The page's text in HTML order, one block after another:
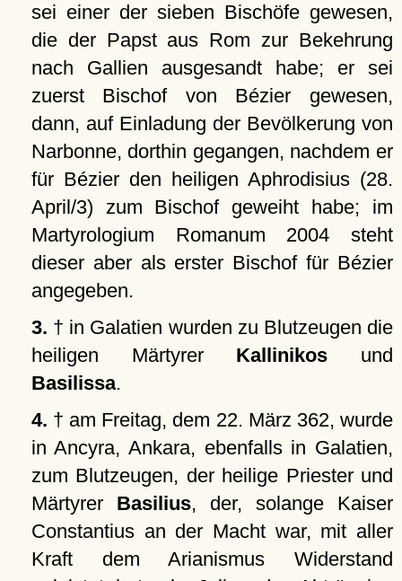
sei einer der sieben Bischöfe gewesen,
die der Papst aus Rom zur Bekehrung
nach Gallien ausgesandt habe; er sei
zuerst Bischof von Bézier gewesen,
dann, auf Einladung der Bevölkerung von
Narbonne, dorthin gegangen, nachdem er
für Bézier den heiligen Aphrodisius (28.
April/3) zum Bischof geweiht habe; im
Martyrologium Romanum 2004 steht
dieser aber als erster Bischof für Bézier
angegeben.
3. † in Galatien wurden zu Blutzeugen die
heiligen Märtyrer Kallinikos und
Basilissa.
4. † am Freitag, dem 22. März 362, wurde
in Ancyra, Ankara, ebenfalls in Galatien,
zum Blutzeugen, der heilige Priester und
Märtyrer Basilius, der, solange Kaiser
Constantius an der Macht war, mit aller
Kraft dem Arianismus Widerstand